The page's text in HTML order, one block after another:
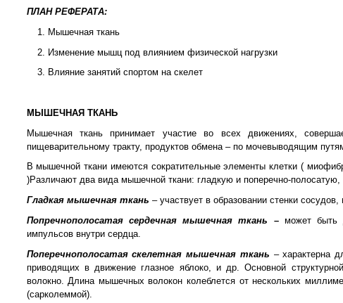
ПЛАН РЕФЕРАТА:
Мышечная ткань
Изменение мышц под влиянием физической нагрузки
Влияние занятий спортом на скелет
МЫШЕЧНАЯ ТКАНЬ
Мышечная ткань принимает участие во всех движениях,
пищеварительному тракту, продуктов обмена – по мочевыводящим
В мышечной ткани имеются сократительные элементы клетки (
)Различают два вида мышечной ткани: гладкую и поперечно-
Гладкая мышечная ткань – участвует в образовании стенки
Попречнополосатая сердечная мышечная ткань – может быть
импульсов внутри сердца.
Поперечнополосатая скелетная мышечная ткань – характерна
приводящих в движение глазное яблоко, и др. Основной
волокно. Длина мышечных волокон колеблется от нескольких
(сарколеммой).